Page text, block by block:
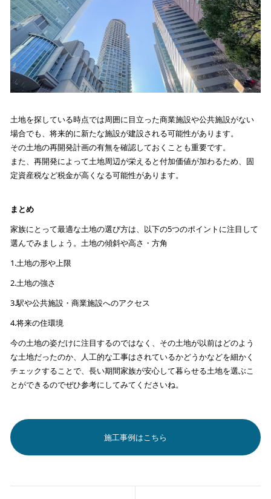
土地を探している時点では周囲に目立った商業施設や公共施設がない
場合でも、将来的に新たな施設が建設される可能性があります。
その土地の再開発計画の有無を確認しておくことも重要です。
また、再開発によって土地周辺が栄えると付加価値が加わるため、固
定資産税など税金が高くなる可能性があります。
まとめ
家族にとって最適な土地の選び方は、以下の5つのポイントに注目して
選んでみましょう。土地の傾斜や高さ・方角
1.土地の形や上限
2.土地の強さ
3.駅や公共施設・商業施設へのアクセス
4.将来の住環境
今の土地の姿だけに注目するのではなく、その土地が以前はどのよう
な土地だったのか、人工的な工事はされているかどうかなどを細かく
チェックすることで、長い期間家族が安心して暮らせる土地を選ぶこ
とができるのでぜひ参考にしてみてくださいね。
施工事例はこちら